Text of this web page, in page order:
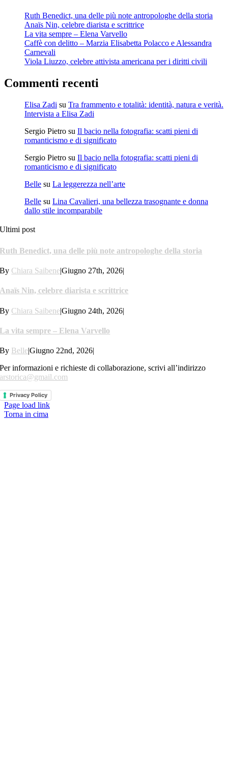
Ruth Benedict, una delle più note antropologhe della storia
Anaïs Nin, celebre diarista e scrittrice
La vita sempre – Elena Varvello
Caffè con delitto – Marzia Elisabetta Polacco e Alessandra
Carnevali
Viola Liuzzo, celebre attivista americana per i diritti civili
Commenti recenti
Elisa Zadi su Tra frammento e totalità: identità, natura e verità.
Intervista a Elisa Zadi
Sergio Pietro su Il bacio nella fotografia: scatti pieni di
romanticismo e di significato
Sergio Pietro su Il bacio nella fotografia: scatti pieni di
romanticismo e di significato
Belle su La leggerezza nell’arte
Belle su Lina Cavalieri, una bellezza trasognante e donna
dallo stile incomparabile
Ultimi post
Ruth Benedict, una delle più note antropologhe della storia
By Chiara Saibene|Giugno 27th, 2026|
Anaïs Nin, celebre diarista e scrittrice
By Chiara Saibene|Giugno 24th, 2026|
La vita sempre – Elena Varvello
By Belle|Giugno 22nd, 2026|
Per informazioni e richieste di collaborazione, scrivi all’indirizzo
arstorica@gmail.com
Privacy Policy
Page load link
Torna in cima